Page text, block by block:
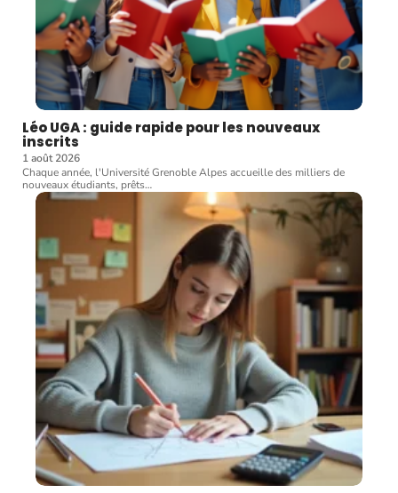
Léo UGA : guide rapide pour les nouveaux
inscrits
1 août 2026
Chaque année, l'Université Grenoble Alpes accueille des milliers de
nouveaux étudiants, prêts…